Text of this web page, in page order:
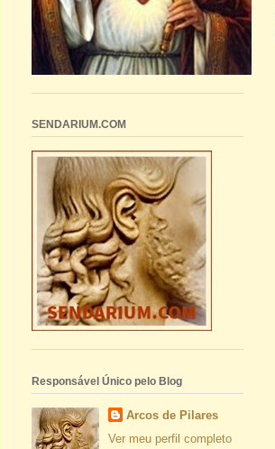
SENDARIUM.COM
Responsável Único pelo Blog
Arcos de Pilares
Ver meu perfil completo